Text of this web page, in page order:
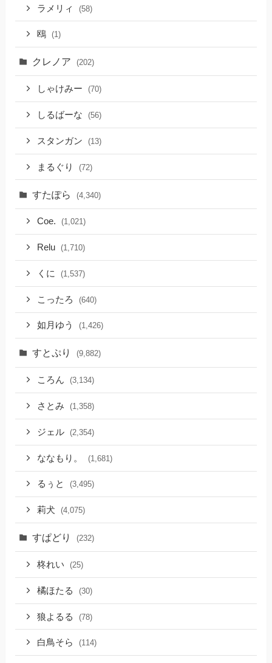
ラメリィ (58)
鴎 (1)
クレノア (202)
しゃけみー (70)
しるばーな (56)
スタンガン (13)
まるぐり (72)
すたぽら (4,340)
Coe. (1,021)
Relu (1,710)
くに (1,537)
こったろ (640)
如月ゆう (1,426)
すとぷり (9,882)
ころん (3,134)
さとみ (1,358)
ジェル (2,354)
ななもり。 (1,681)
るぅと (3,495)
莉犬 (4,075)
すぱどり (232)
柊れい (25)
橘ほたる (30)
狼よるる (78)
白鳥そら (114)